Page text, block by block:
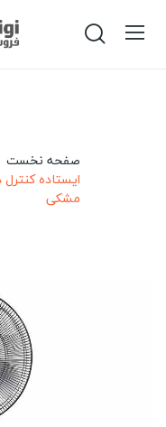
صفحه نخست
مشکی